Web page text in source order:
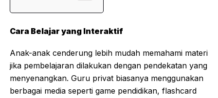
Cara Belajar yang Interaktif
Anak-anak cenderung lebih mudah memahami materi
jika pembelajaran dilakukan dengan pendekatan yang
menyenangkan. Guru privat biasanya menggunakan
berbagai media seperti game pendidikan, flashcard